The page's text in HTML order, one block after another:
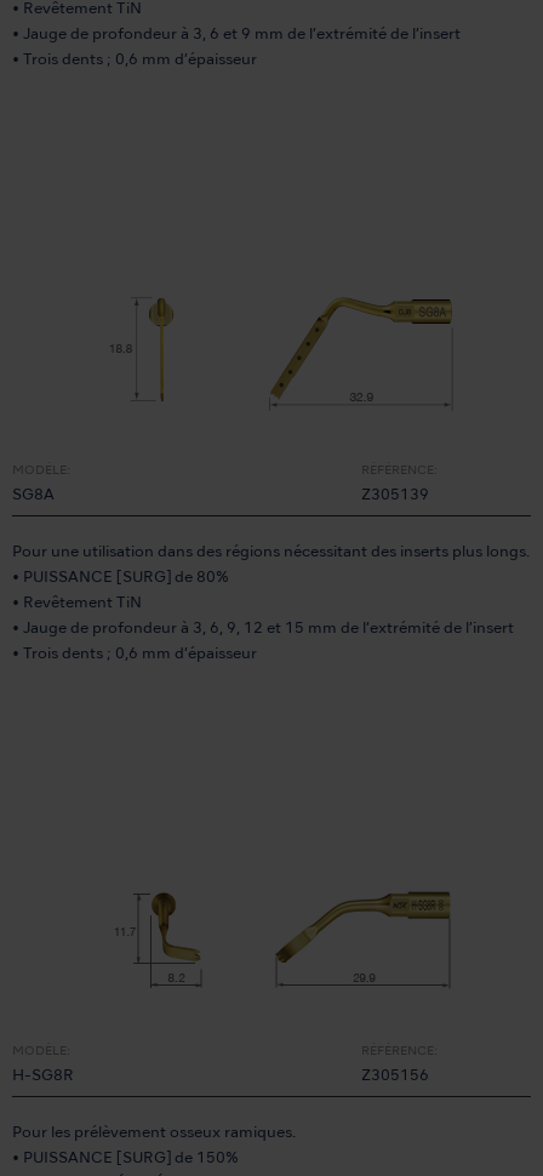
• Revêtement TiN
• Jauge de profondeur à 3, 6 et 9 mm de l’extrémité de l’insert
• Trois dents ; 0,6 mm d’épaisseur
MODÈLE:
SG8A
RÉFÉRENCE:
Z305139
Pour une utilisation dans des régions nécessitant des inserts plus longs.
• PUISSANCE [SURG] de 80%
• Revêtement TiN
• Jauge de profondeur à 3, 6, 9, 12 et 15 mm de l’extrémité de l’insert
• Trois dents ; 0,6 mm d’épaisseur
MODÈLE:
H-SG8R
RÉFÉRENCE:
Z305156
Pour les prélèvement osseux ramiques.
• PUISSANCE [SURG] de 150%